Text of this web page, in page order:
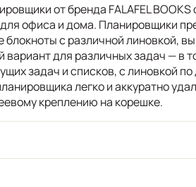
от бренда FALAFEL
офиса и дома. Планировщики
блокноты с различной линовкой,
вариант для различных задач — в
задач и списков, с линовкой
легко и аккуратно
креплению на корешке.